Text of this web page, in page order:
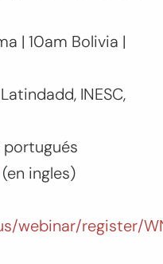
| 10am Bolivia |
INESC,
portugués
(en ingles)
webinar/register/